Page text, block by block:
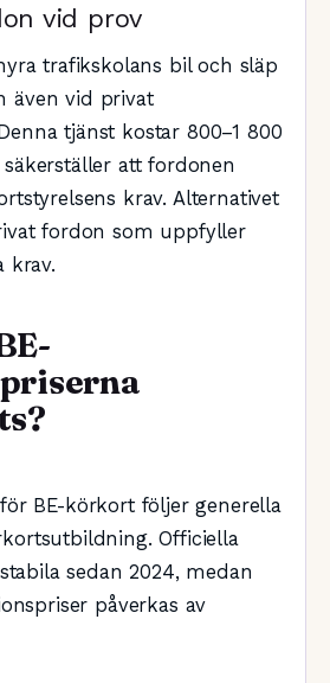
vid prov
trafikskolans bil och släp
även vid privat
tjänst kostar 800–1 800
att fordonen
krav. Alternativet
fordon som uppfyller
krav.
BE-körkort följer generella
Officiella
sedan 2024, medan
påverkas av